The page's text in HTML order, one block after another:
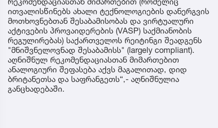
ითვალისწინებს ახალი ტექნოლოგიების დანერგვის
მოთხოვნებთან შესაბამისობას და ვირტუალური
აქტივების პროვაიდერების (VASP) საქმიანობის
რეგულირებას) საქართველოს რეიტინგი შეადგენს
"მნიშვნელოვნად შესაბამისს" (largely compliant).
აღნიშნულ რეკომენდაციასთან მიმართებით
ანალოგიური შეფასება აქვს მაგალითად, დიდ
ბრიტანეთსა და საფრანგეთს“,- აღნიშნულია
განცხადებაში.